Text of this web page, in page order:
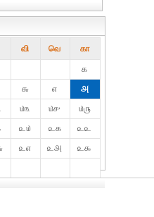
வி வெ கா
௧
௬ ௭
௮
௰௩ ௰௪
௰௫
௨௰ ௨௧
௨௨
௨௭ ௨௮
௨௯